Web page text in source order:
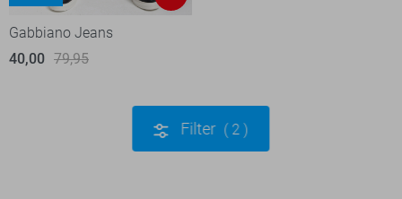
Gabbiano Jeans
40,00 79,95
Filter 2